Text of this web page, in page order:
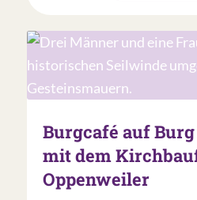
Burgcafé auf
mit dem
Oppenweiler